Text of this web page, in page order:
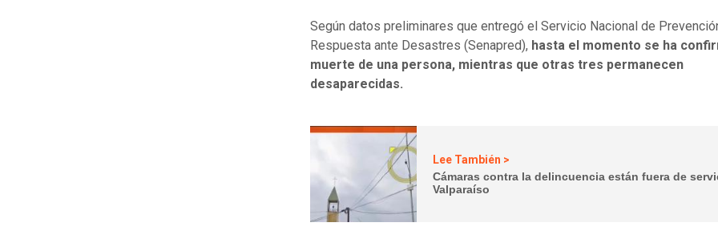
Según datos preliminares que entregó el Servicio Nacional de
Respuesta ante Desastres (Senapred), hasta el momento se ha
muerte de una persona, mientras que otras tres permanecen
desaparecidas.
Lee También >
Cámaras contra la delincuencia están fuera de
Valparaíso